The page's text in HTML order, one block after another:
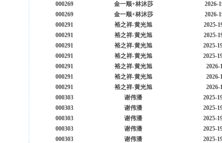
000269
金一顺+林沐莎
2026-
000269
金一顺+林沐莎
2026-
000291
裕之祥-黄光旭
2025-
000291
裕之祥-黄光旭
2025-
000291
裕之祥-黄光旭
2025-
000291
裕之祥-黄光旭
2025-
000291
裕之祥-黄光旭
2026-
000291
裕之祥-黄光旭
2026-
000291
裕之祥-黄光旭
2026-
000303
谢伟潘
2025-
000303
谢伟潘
2025-
000303
谢伟潘
2025-
000303
谢伟潘
2025-
000303
谢伟潘
2025-